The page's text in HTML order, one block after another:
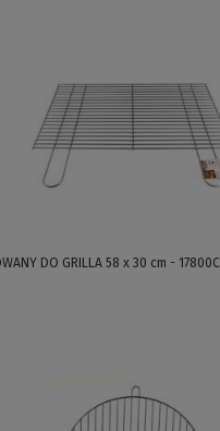
DO GRILLA 58 x 30 cm - 17800C